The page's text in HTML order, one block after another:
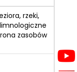
rzeki,
zasobów